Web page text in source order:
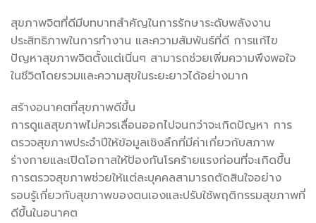
สุขภาพจิตที่ดีมีบทบาทสำคัญในการรักษาระดับพลังงาน
ประสิทธิภาพในการทำงาน และความสัมพันธ์ที่ดี การแก้ไข
ปัญหาสุขภาพจิตตั้งแต่เนิ่นๆ สามารถช่วยเพิ่มความพึงพอใจ
ในชีวิตโดยรวมและความสุขในระยะยาวได้อย่างมาก
สร้างอนาคตที่สุขภาพดีขึ้น
การดูแลสุขภาพไม่ควรเลื่อนออกไปจนกว่าจะเกิดปัญหา การ
ตรวจสุขภาพประจำปีให้ข้อมูลเชิงลึกที่มีค่าเกี่ยวกับสภาพ
ร่างกายและเปิดโอกาสให้ป้องกันโรคร้ายแรงก่อนที่จะเกิดขึ้น
การตรวจสุขภาพช่วยให้แต่ละบุคคลสามารถตัดสินใจอย่าง
รอบรู้เกี่ยวกับสุขภาพของตนเองและปรับใช้พฤติกรรมสุขภาพที่
ดีขึ้นในอนาคต